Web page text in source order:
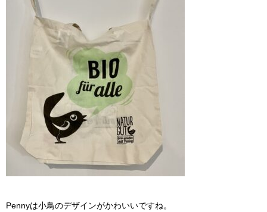
Pennyは小鳥のデザインがかわいいですね。